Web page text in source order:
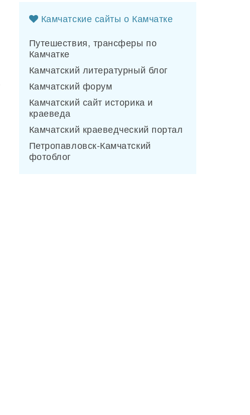
Камчатские сайты о Камчатке
Путешествия, трансферы по
Камчатке
Камчатский литературный блог
Камчатский форум
Камчатский сайт историка и
краеведа
Камчатский краеведческий портал
Петропавловск-Камчатский
фотоблог